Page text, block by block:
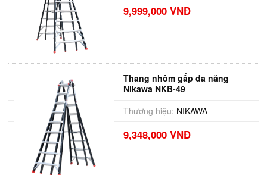
9,999,000 VNĐ
Thang nhôm gấp đa năng
Nikawa NKB-49
Thương hiệu: NIKAWA
9,348,000 VNĐ